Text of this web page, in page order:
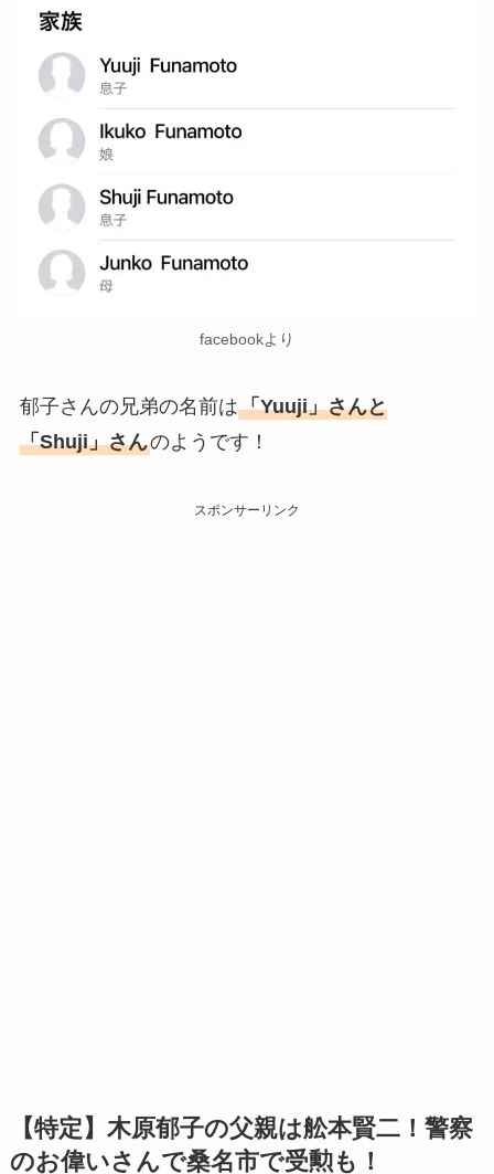
facebookより
郁子さんの兄弟の名前は「Yuuji」さんと
「Shuji」さんのようです！
スポンサーリンク
【特定】木原郁子の父親は舩本賢二！警察
のお偉いさんで桑名市で受勲も！